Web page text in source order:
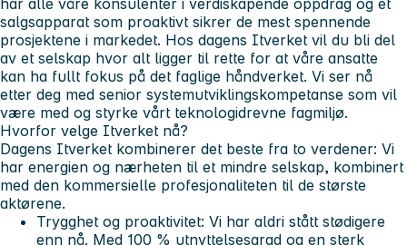
salgsapparat som proaktivt sikrer de mest spennende
prosjektene i markedet. Hos dagens Itverket vil du bli del
av et selskap hvor alt ligger til rette for at våre ansatte
kan ha fullt fokus på det faglige håndverket. Vi ser nå
etter deg med senior systemutviklingskompetanse som vil
være med og styrke vårt teknologidrevne fagmiljø.
Hvorfor velge Itverket nå?
Dagens Itverket kombinerer det beste fra to verdener: Vi
har energien og nærheten til et mindre selskap, kombinert
med den kommersielle profesjonaliteten til de største
aktørene.
Trygghet og proaktivitet: Vi har aldri stått stødigere
enn nå. Med 100 % utnyttelsesgrad og en sterk